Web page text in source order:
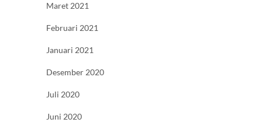
Maret 2021
Februari 2021
Januari 2021
Desember 2020
Juli 2020
Juni 2020